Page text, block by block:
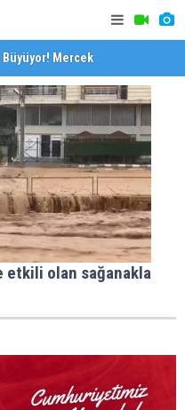
Mercek
Devlet
etkili olan sağanakla